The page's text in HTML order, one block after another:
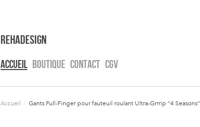
RehaDesign
ACCUEIL BOUTIQUE CONTACT CGV
Accueil / Gants Full-Finger pour fauteuil roulant Ultra-Grrrip "4 Seasons"